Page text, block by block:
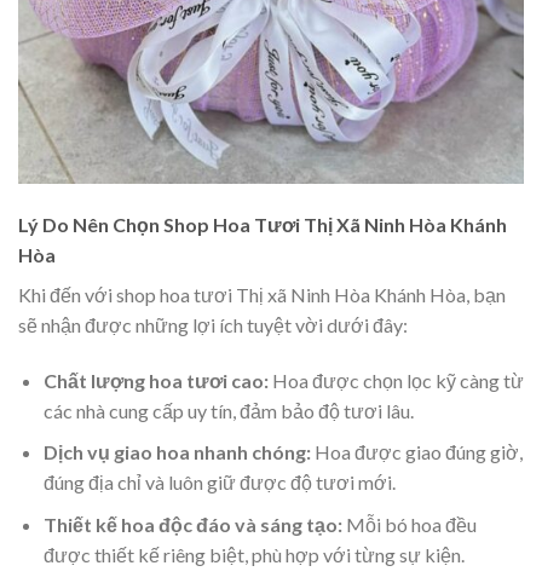
Lý Do Nên Chọn Shop Hoa Tươi Thị Xã Ninh Hòa Khánh
Hòa
Khi đến với shop hoa tươi Thị xã Ninh Hòa Khánh Hòa, bạn
sẽ nhận được những lợi ích tuyệt vời dưới đây:
Chất lượng hoa tươi cao:Hoa được chọn lọc kỹ càng từ
các nhà cung cấp uy tín, đảm bảo độ tươi lâu.
Dịch vụ giao hoa nhanh chóng:Hoa được giao đúng giờ,
đúng địa chỉ và luôn giữ được độ tươi mới.
Thiết kế hoa độc đáo và sáng tạo:Mỗi bó hoa đều
được thiết kế riêng biệt, phù hợp với từng sự kiện.